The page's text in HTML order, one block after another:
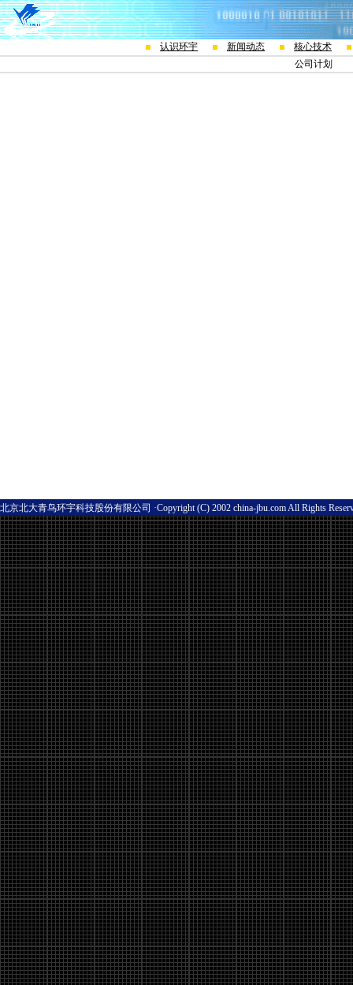
认识环宇 新闻动态
核心技术
公司计划
北京北大青鸟环宇科技股份有限公司 ·Copyright (C) 2002 china-jbu.com All Rights